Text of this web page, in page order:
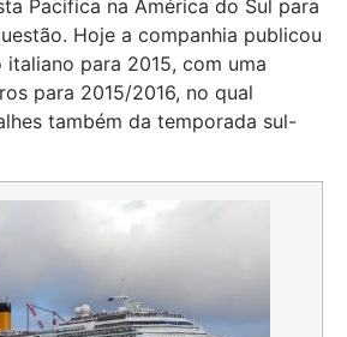
Pacifica na América do Sul para
Hoje a companhia publicou
para 2015, com uma
para 2015/2016, no qual
também da temporada sul-